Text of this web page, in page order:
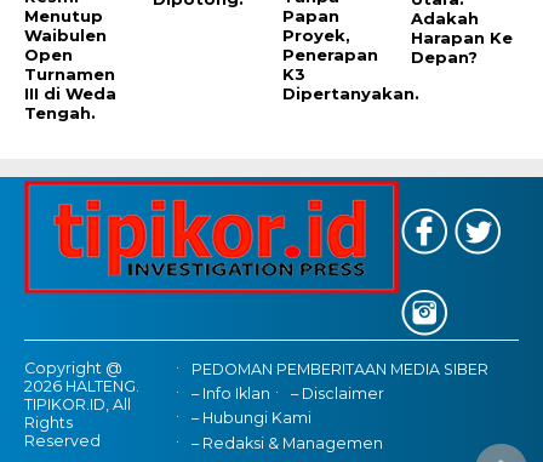
Menutup
Waibulen
Open
Turnamen
III di Weda
Tengah.
Papan
Proyek,
Penerapan
K3
Dipertanyakan.
Adakah
Harapan Ke
Depan?
Copyright @
2026 HALTENG.
TIPIKOR.ID, All
Rights
Reserved
PEDOMAN PEMBERITAAN MEDIA SIBER
– Info Iklan
– Disclaimer
– Hubungi Kami
– Redaksi & Managemen